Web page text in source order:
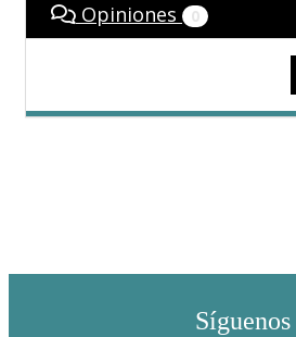
Opiniones 0
Síguenos